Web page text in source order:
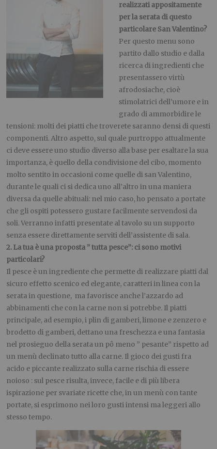
realizzati appositamente
per la serata di questo
particolare San Valentino?
Per questo menu sono
partito dallo studio e dalla
ricerca di ingredienti che
presentassero virtù
afrodosiache, cioè
stimolatrici dell’umore e in
grado di ammorbidire le
tensioni: molti dei piatti che troverete saranno densi di questi
componenti. Altro aspetto, sul quale purtroppo attualmente
ci deve essere uno studio diverso alla base per esaltare la sua
importanza, è quello della condivisione del cibo, momento
molto sentito in occasioni come quelle di san Valentino,
durante le quali ci si dedica uno all’altro in una maniera
diversa da quelle abituali: nel mio caso, ho pensato a portate
che gli ospiti potessero gustare facilmente servendosi da
soli. Verranno infatti presentate al tavolo su un supporto
senza essere direttamente serviti dell’assistente di sala.
2. La tua è una proposta ” tutta pesce”: ci sono motivi
particolari?
Il pesce è un ingrediente che permette di realizzare piatti dal
sicuro effetto scenico ed elegante, caratteri in linea con la
serata in questione, ma favorisce anche l’azzardo ad
abbinamenti che con la carne non si potrebbe. Il piatti
principale, ad esempio, i plin di gamberi, limone e zenzero e
brodetto di gamberi, dettano una freschezza e una fantasia
nel prosieguo della serata un pô meno ” pesante” rispetto ad
un menù declinato tutto alla carne. Il gioco dei gusti fra
acido e piccante realizzato sulla carne rischia di essere
noioso : sul pesce risulta, invece, facile e di più libera
ispirazione per svariate ricette che, in un menù con tante
portate, si esprimono nei loro gusti intensi ma leggeri allo
stesso tempo.